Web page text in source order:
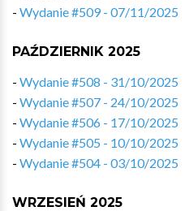
- Wydanie #509 - 07/11/2025
PAŹDZIERNIK 2025
- Wydanie #508 - 31/10/2025
- Wydanie #507 - 24/10/2025
- Wydanie #506 - 17/10/2025
- Wydanie #505 - 10/10/2025
- Wydanie #504 - 03/10/2025
WRZESIEŃ 2025